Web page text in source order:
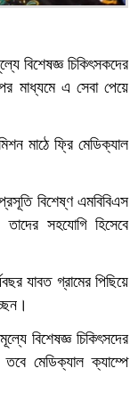
বিশেষজ্ঞ চিকিৎসকদের
মাধ্যমে এ সেবা পেয়ে
মাঠে ফ্রি মেডিক্যাল
বিশেষ্ণ এমবিবিএস
সহযোগি হিসেবে
যাবত গ্রামের পিছিয়ে
বিশেষজ্ঞ চিকিৎসদের
মেডিক্যাল ক্যাম্পে